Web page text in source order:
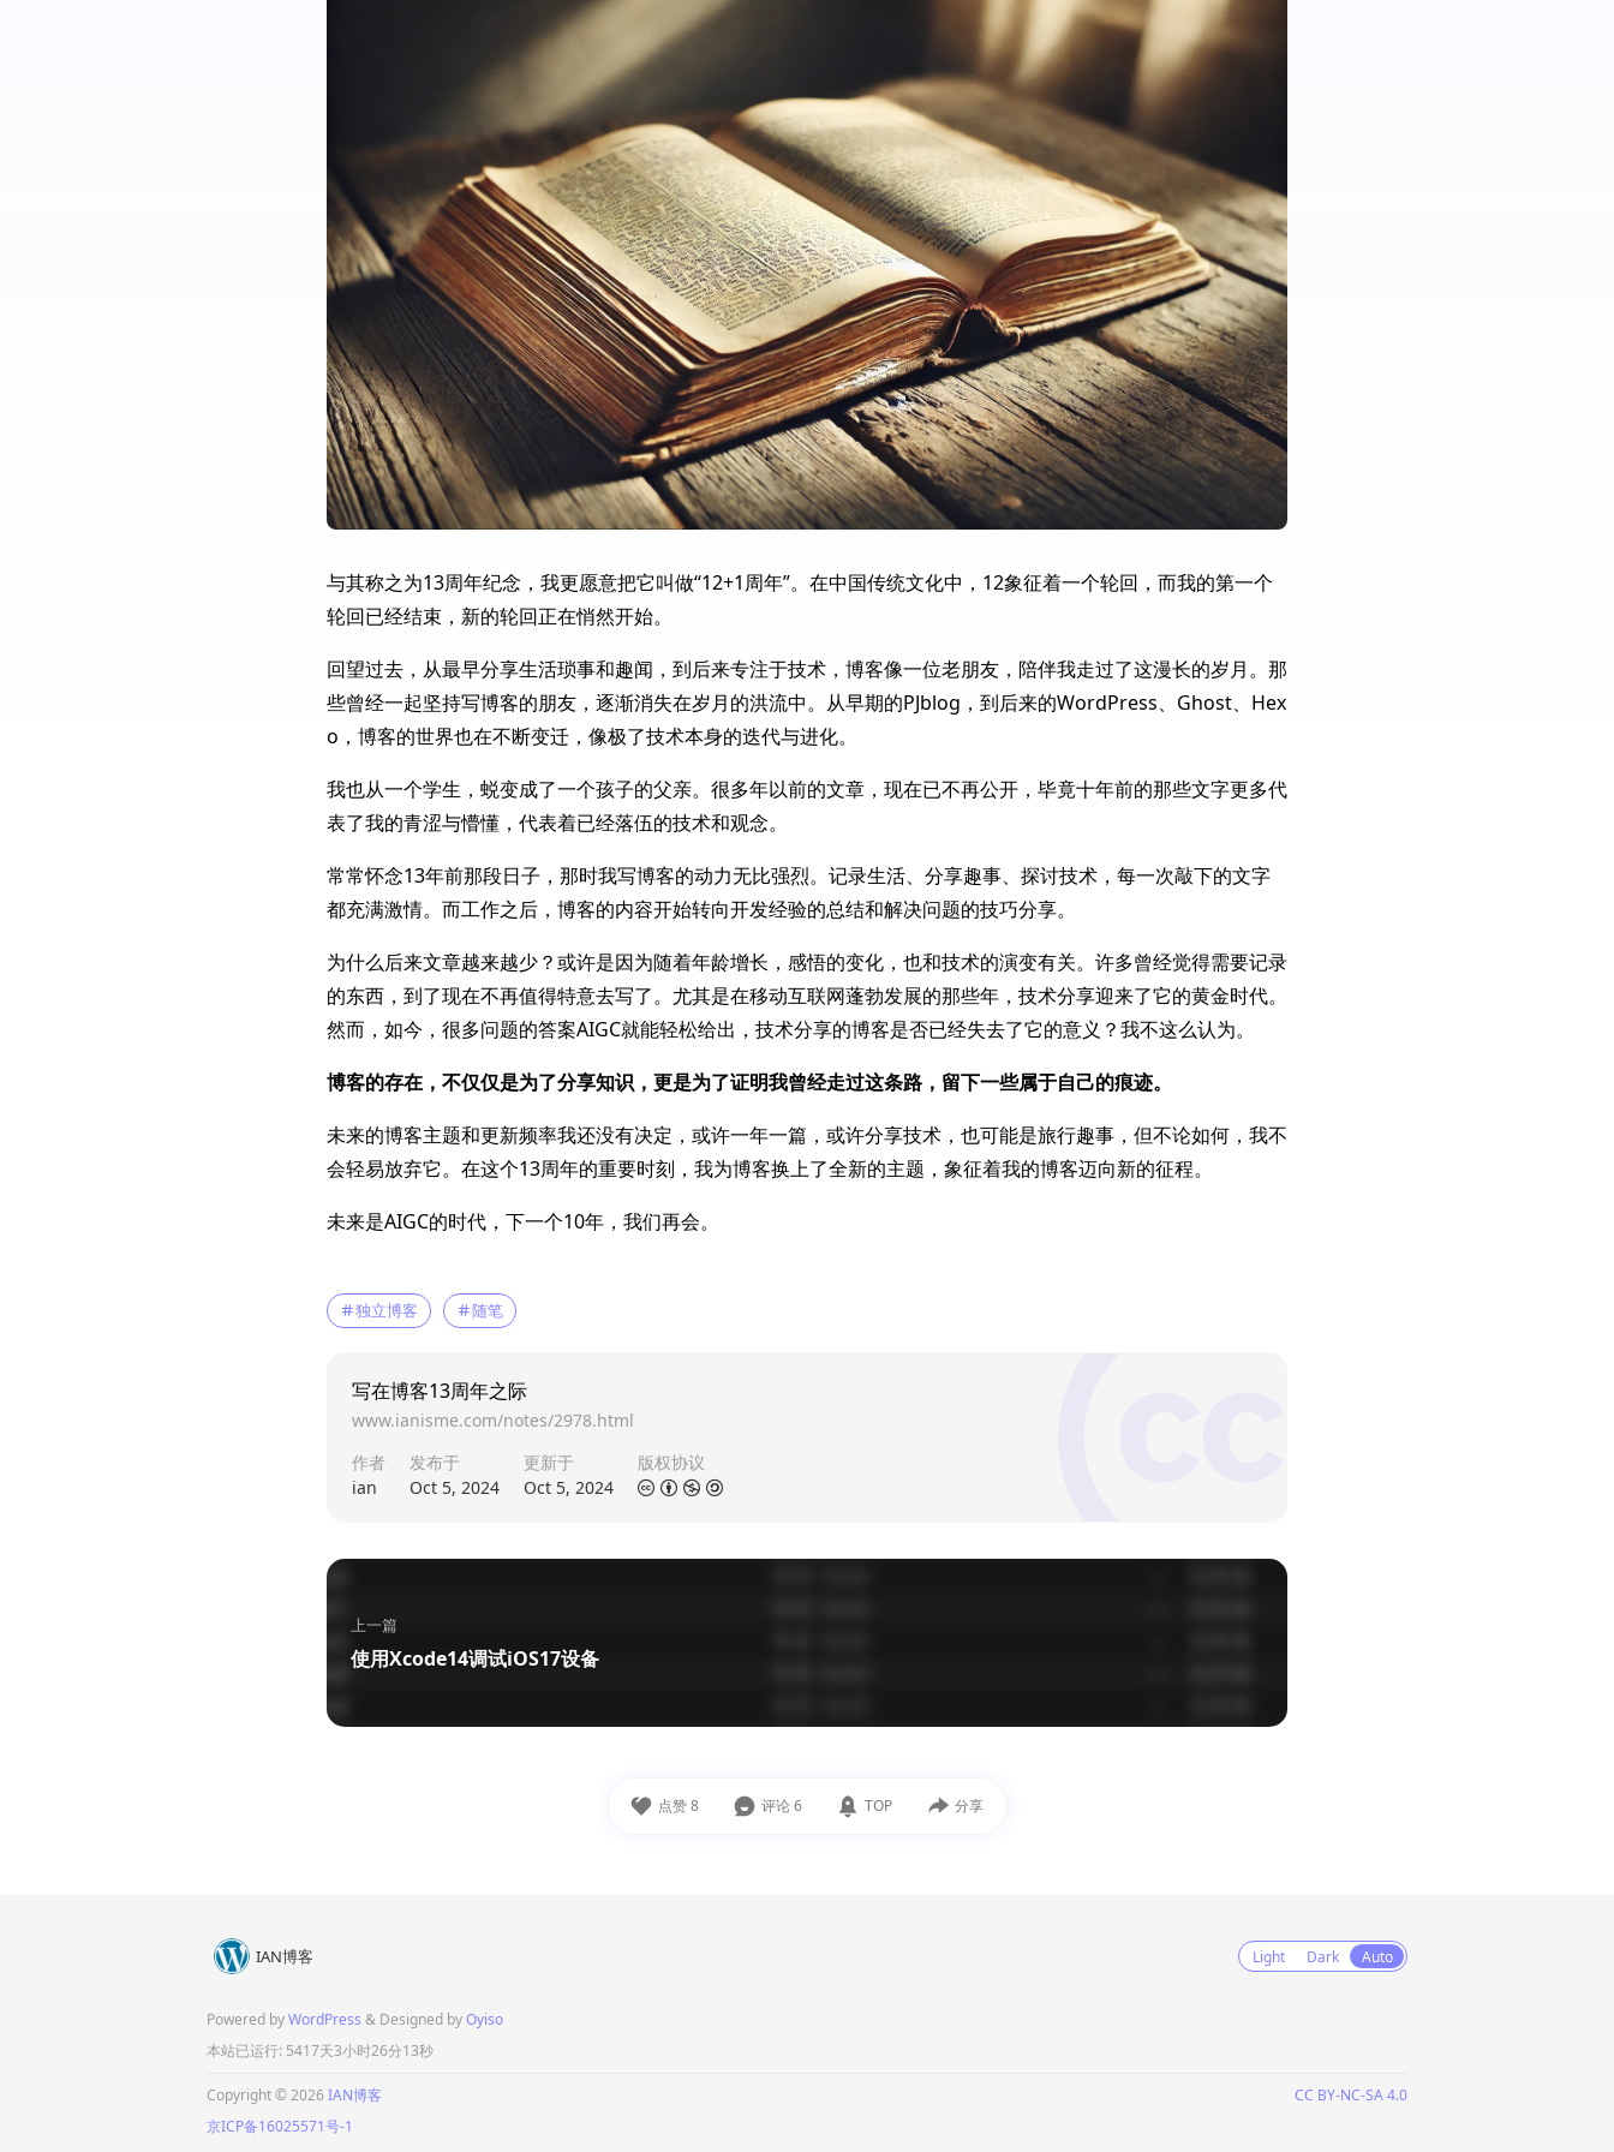
与其称之为13周年纪念，我更愿意把它叫做“12+1周年”。在中国传统文化中，12象征着一个轮回，而我的第一个
轮回已经结束，新的轮回正在悄然开始。
回望过去，从最早分享生活琐事和趣闻，到后来专注于技术，博客像一位老朋友，陪伴我走过了这漫长的岁月。那
些曾经一起坚持写博客的朋友，逐渐消失在岁月的洪流中。从早期的PJblog，到后来的WordPress、Ghost、Hex
o，博客的世界也在不断变迁，像极了技术本身的迭代与进化。
我也从一个学生，蜕变成了一个孩子的父亲。很多年以前的文章，现在已不再公开，毕竟十年前的那些文字更多代
表了我的青涩与懵懂，代表着已经落伍的技术和观念。
常常怀念13年前那段日子，那时我写博客的动力无比强烈。记录生活、分享趣事、探讨技术，每一次敲下的文字
都充满激情。而工作之后，博客的内容开始转向开发经验的总结和解决问题的技巧分享。
为什么后来文章越来越少？或许是因为随着年龄增长，感悟的变化，也和技术的演变有关。许多曾经觉得需要记录
的东西，到了现在不再值得特意去写了。尤其是在移动互联网蓬勃发展的那些年，技术分享迎来了它的黄金时代。
然而，如今，很多问题的答案AIGC就能轻松给出，技术分享的博客是否已经失去了它的意义？我不这么认为。
博客的存在，不仅仅是为了分享知识，更是为了证明我曾经走过这条路，留下一些属于自己的痕迹。
未来的博客主题和更新频率我还没有决定，或许一年一篇，或许分享技术，也可能是旅行趣事，但不论如何，我不
会轻易放弃它。在这个13周年的重要时刻，我为博客换上了全新的主题，象征着我的博客迈向新的征程。
未来是AIGC的时代，下一个10年，我们再会。
独立博客 随笔
写在博客13周年之际
www.ianisme.com/notes/2978.html
作者
ian
发布于
Oct 5, 2024
更新于
Oct 5, 2024
版权协议
上一篇
使用Xcode14调试iOS17设备
了，人们更倾向于去问ai而不是去搜
索技术文章了。技术博客的时代落寞
了，现在都在打造公众号短视频这些
果然如博主所料，技术博客在历史的
长河中会向论坛一样画上他的句号。
16:03
点赞8 评论6 TOP 分享
IAN博客 Light Dark Auto
Powered byWordPress & Designed byOyiso
本站已运行: 5417天3小时26分13秒
Copyright © 2026 IAN博客
CC BY-NC-SA 4.0
京ICP备16025571号-1